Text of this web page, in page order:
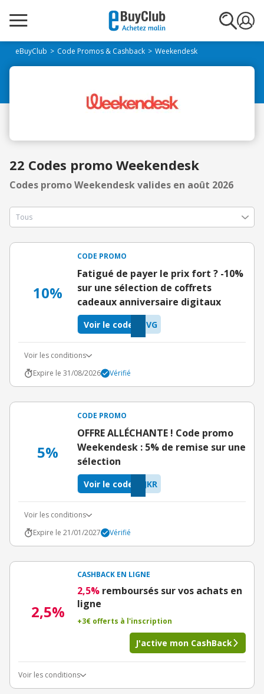
eBuyClub Code Promos & Cashback Weekendesk
22 Codes promo Weekendesk
Codes promo Weekendesk valides en août 2026
10%
CODE PROMO
Fatigué de payer le prix fort ? -10%
sur une sélection de coffrets
cadeaux anniversaire digitaux
ZVG
Voir le code
Voir les conditions
Expire le 31/08/2026
Vérifié
5%
CODE PROMO
OFFRE ALLÉCHANTE ! Code promo
Weekendesk : 5% de remise sur une
sélection
JKR
Voir le code
Voir les conditions
Expire le 21/01/2027
Vérifié
2,5%
CASHBACK EN LIGNE
2,5% remboursés sur vos achats en
ligne
+3€ offerts à l'inscription
J'active mon CashBack
Voir les conditions